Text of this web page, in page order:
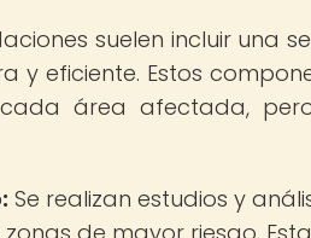
suelen incluir una
eficiente. Estos
área afectada,
Se realizan estudios y